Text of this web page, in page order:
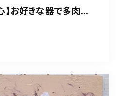
】お好きな器で多肉...